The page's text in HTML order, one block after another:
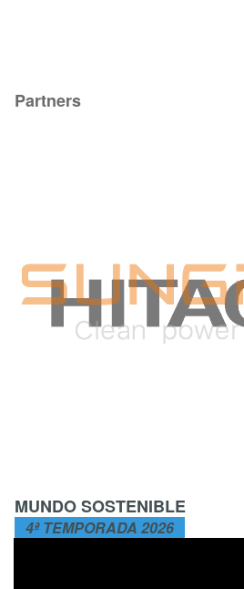
Partners
MUNDO SOSTENIBLE
4ª TEMPORADA 2026